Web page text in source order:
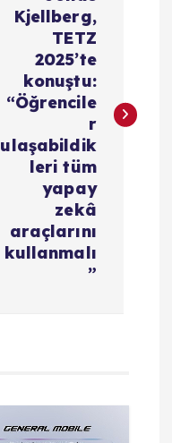
Kjellberg,
TETZ
2025’te
konuştu:
“Öğrencile
r
ulaşabildik
leri tüm
yapay
zekâ
araçlarını
kullanmalı
”